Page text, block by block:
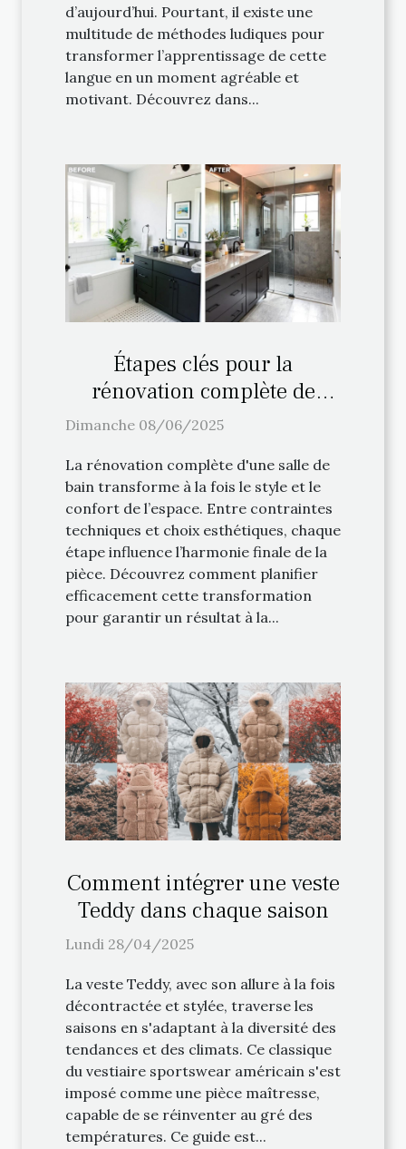
d’aujourd’hui. Pourtant, il existe une
multitude de méthodes ludiques pour
transformer l’apprentissage de cette
langue en un moment agréable et
motivant. Découvrez dans...
Étapes clés pour la
rénovation complète de
votre salle de bain
Dimanche 08/06/2025
La rénovation complète d'une salle de
bain transforme à la fois le style et le
confort de l’espace. Entre contraintes
techniques et choix esthétiques, chaque
étape influence l’harmonie finale de la
pièce. Découvrez comment planifier
efficacement cette transformation
pour garantir un résultat à la...
Comment intégrer une veste
Teddy dans chaque saison
Lundi 28/04/2025
La veste Teddy, avec son allure à la fois
décontractée et stylée, traverse les
saisons en s'adaptant à la diversité des
tendances et des climats. Ce classique
du vestiaire sportswear américain s'est
imposé comme une pièce maîtresse,
capable de se réinventer au gré des
températures. Ce guide est...